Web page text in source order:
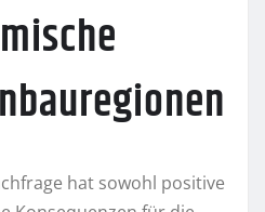
hat sowohl positive